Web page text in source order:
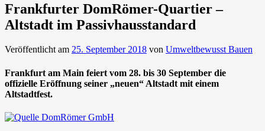
Frankfurter DomRömer-Quartier –
Altstadt im Passivhausstandard
Veröffentlicht am 25. September 2018 von Umweltbewusst Bauen
Frankfurt am Main feiert vom 28. bis 30 September die
offizielle Eröffnung seiner „neuen“ Altstadt mit einem
Altstadtfest.